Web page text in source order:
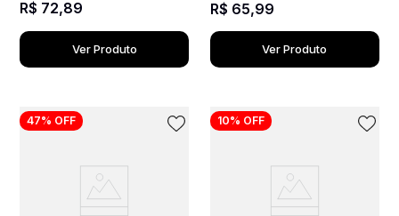
R$ 72,89
Ver Produto
R$ 65,99
Ver Produto
47% OFF 10% OFF